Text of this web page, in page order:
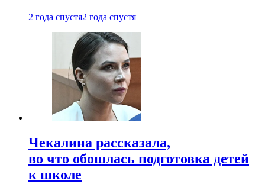
2 года спустя2 года спустя
Чекалина рассказала,
во что обошлась подготовка детей
к школе